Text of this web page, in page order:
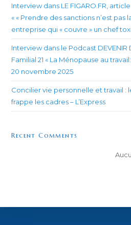
Interview dans LE FIGARO.FR,
« « Prendre des sanctions n’est pas
entreprise qui « couvre » un chef
Interview dans le Podcast DEVENIR
Familial 21 « La Ménopause au
20 novembre 2025
Concilier vie personnelle et travail :
frappe les cadres – L’Express
Recent Comments